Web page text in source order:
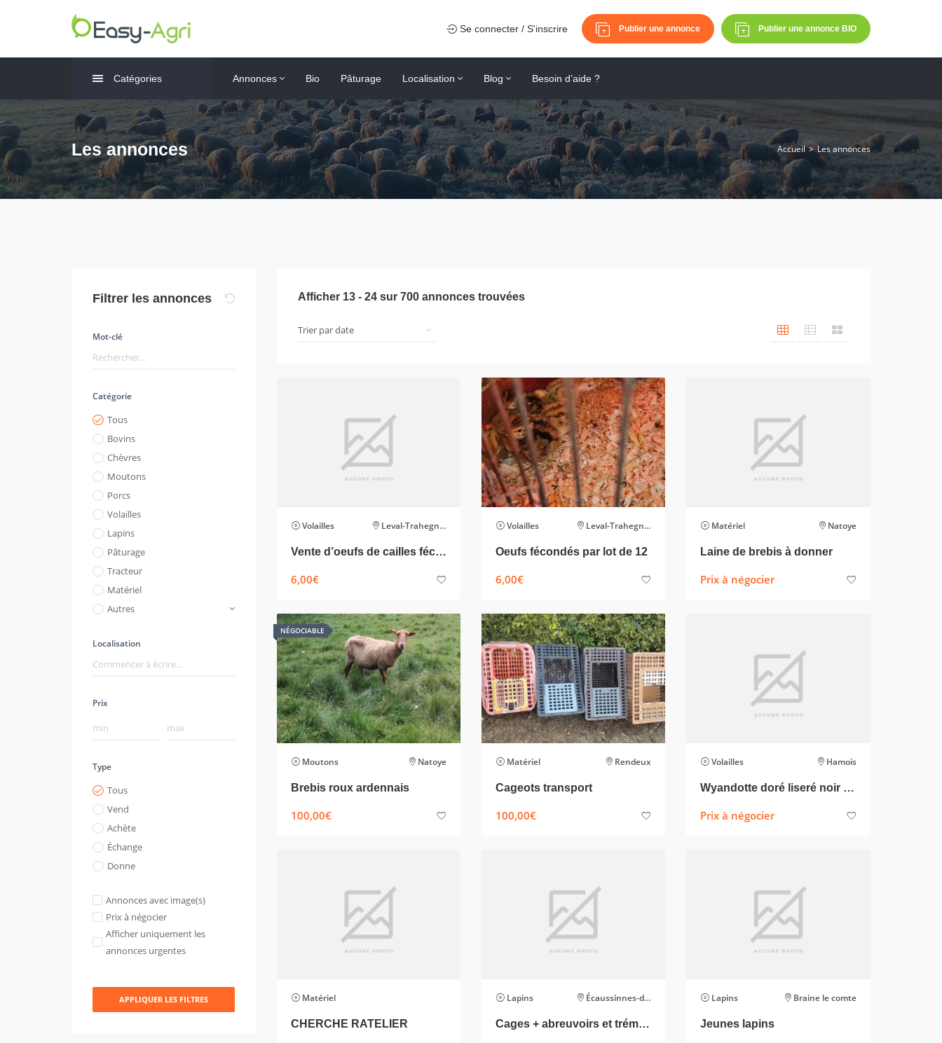
Se connecter / S'inscrire Publier une annonce Publier une annonce BIO
Catégories Annonces Bio Pâturage Localisation Blog Besoin d’aide ?
Les annonces Accueil Les annonces
Filtrer les annonces
Mot-clé
Catégorie
Tous
Bovins
Chèvres
Moutons
Porcs
Volailles
Lapins
Pâturage
Tracteur
Matériel
Autres
Localisation
Prix
Type
Tous
Vend
Achète
Échange
Donne
Annonces avec image(s)
Prix à négocier
Afficher uniquement les
annonces urgentes
APPLIQUER LES FILTRES
Afficher 13- 24sur 700annonces trouvées
Volailles Leval-Trahegnies
Vente d’oeufs de cailles fécondés et comestibles
6,00€
Volailles Leval-Trahegnies
Oeufs fécondés par lot de 12
6,00€
Matériel Natoye
Laine de brebis à donner
Prix à négocier
NÉGOCIABLE
Moutons Natoye
Brebis roux ardennais
100,00€
Matériel Rendeux
Cageots transport
100,00€
Volailles Hamois
Wyandotte doré liseré noir et bleu
Prix à négocier
Matériel
CHERCHE RATELIER
Lapins Écaussinnes-d'Enghien
Cages + abreuvoirs et trémies
Lapins Braine le comte
Jeunes lapins